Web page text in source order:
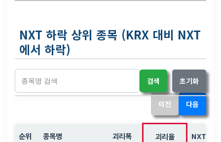
NXT 하락 상위 종목 (KRX 대비 NXT
에서 하락)
검색 초기화
이전 다음
순위 종목명 괴리폭 괴리율 NXT 현